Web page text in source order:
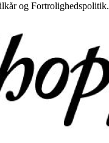
og Fortrolighedspolitik.